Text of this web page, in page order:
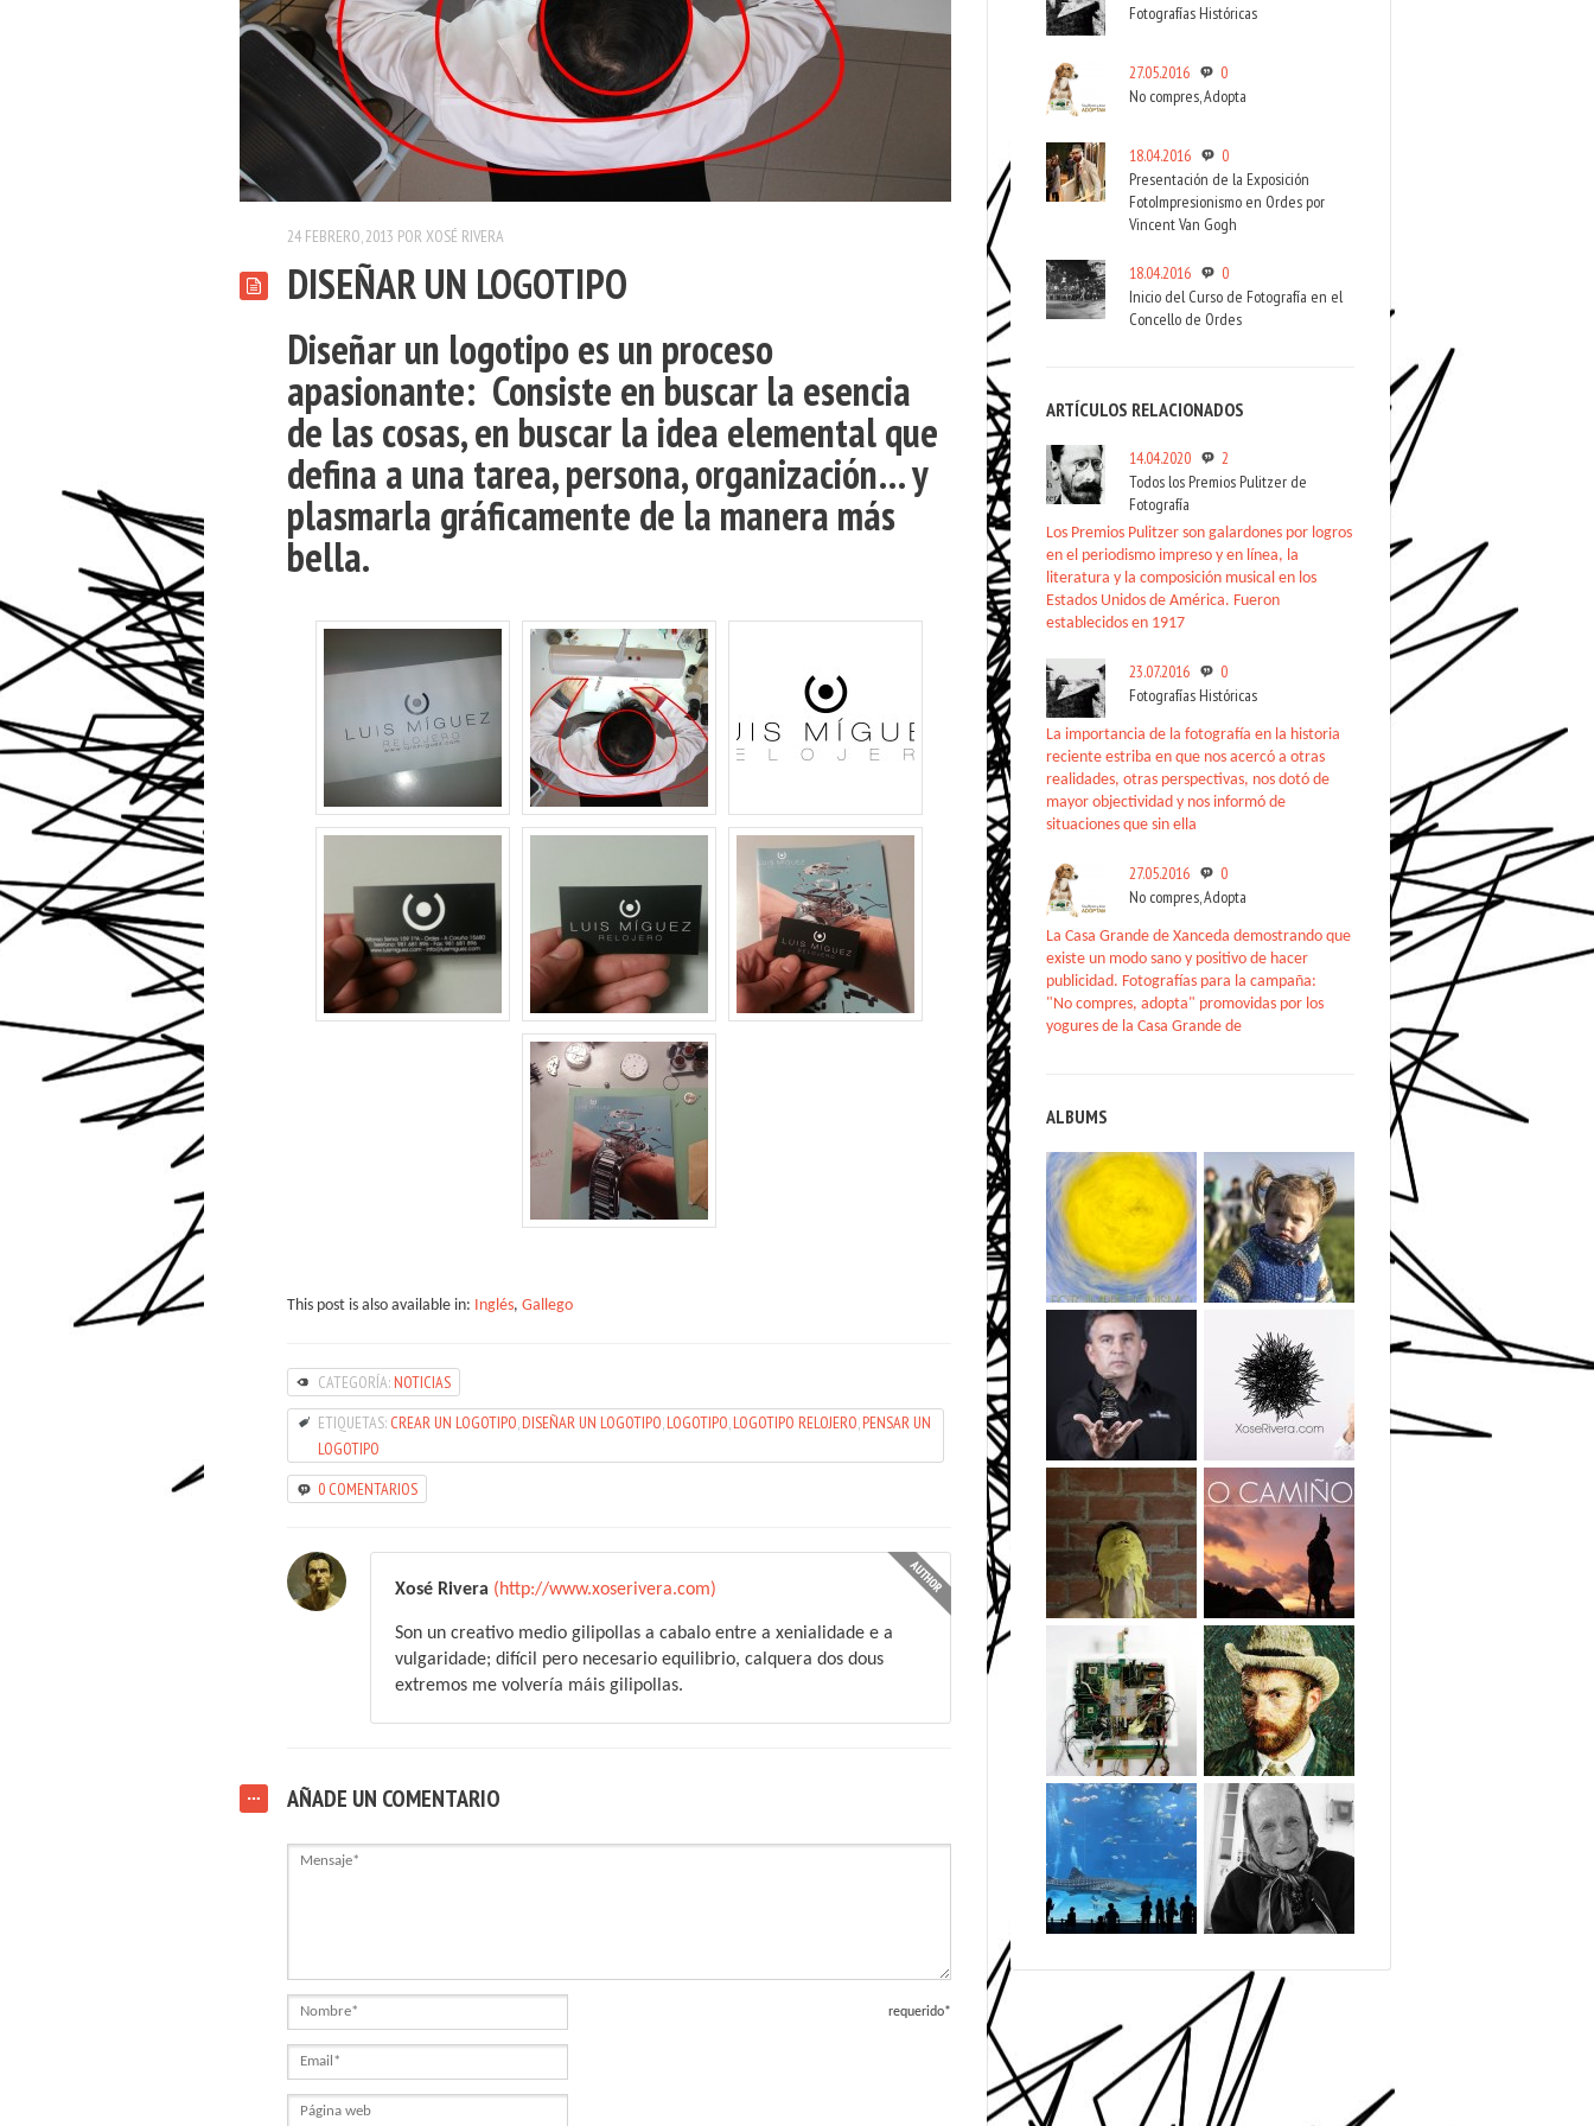
24 FEBRERO, 2013 PORXOSÉ RIVERA
DISEÑAR UN LOGOTIPO
Diseñar un logotipo es un proceso
apasionante: Consiste enbuscar la esencia
de las cosas, en buscar la idea elementalque
defina a una tarea, persona, organización… y
plasmarla gráficamente de la manera más
bella.
This post is also available in: Inglés, Gallego
CATEGORÍA: NOTICIAS
ETIQUETAS: CREAR UN LOGOTIPO DISEÑAR UN LOGOTIPO LOGOTIPO LOGOTIPO RELOJERO PENSAR UN
LOGOTIPO
0 COMENTARIOS
Xosé Rivera (http://www.xoserivera.com)
Son un creativo medio gilipollas a cabalo entre a xenialidade e a
vulgaridade; difícil pero necesario equilibrio, calquera dos dous
extremos me volvería máis gilipollas.
AÑADE UN COMENTARIO
Mensaje
requerido*
Nombre
Email
Página
Fotografías Históricas
27.05.2016
0
No compres, Adopta
18.04.2016
0
Presentación de la Exposición
FotoImpresionismo en Ordes por
Vincent Van Gogh
18.04.2016
0
Inicio del Curso de Fotografía en el
Concello de Ordes
ARTÍCULOS RELACIONADOS
14.04.2020
2
Todos los Premios Pulitzer de
Fotografía
Los Premios Pulitzer son galardones por logros
en el periodismo impreso y en línea, la
literatura y la composición musical en los
Estados Unidos de América. Fueron
establecidos en 1917
23.07.2016
0
Fotografías Históricas
La importancia de la fotografía en la historia
reciente estriba en que nos acercó a otras
realidades, otras perspectivas, nos dotó de
mayor objectividad y nos informó de
situaciones que sin ella
27.05.2016
0
No compres, Adopta
La Casa Grande de Xanceda demostrando que
existe un modo sano y positivo de hacer
publicidad. Fotografías para la campaña:
"No compres, adopta" promovidas por los
yogures de la Casa Grande de
ALBUMS